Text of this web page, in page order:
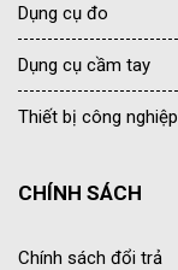
Dụng cụ đo
Dụng cụ cầm tay
Thiết bị công nghiệp
CHÍNH SÁCH
Chính sách đổi trả